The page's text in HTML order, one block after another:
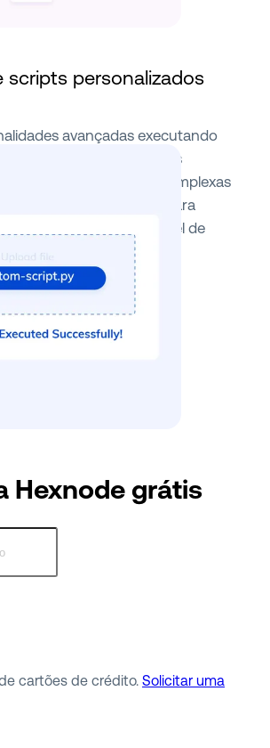
scripts personalizados
avançadas executando
remotamente nos
automatizar tarefas complexas
Execute qualquer script para
e configurações em nível de
com o usuário.
Hexnode grátis
cartões de crédito. Solicitar uma